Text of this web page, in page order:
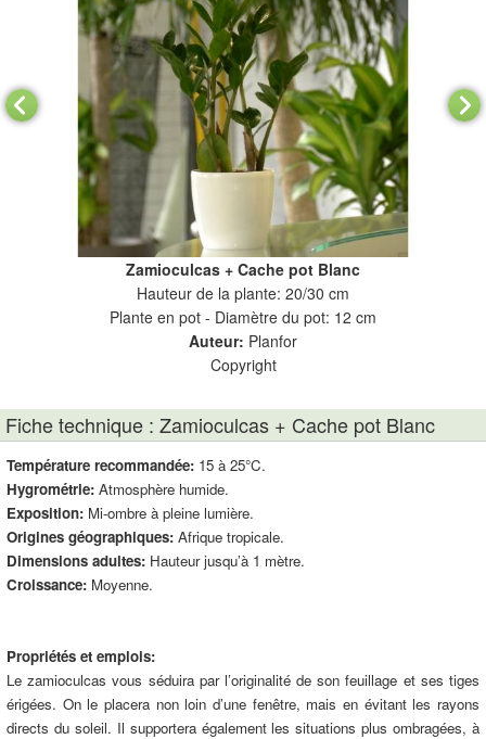
Zamioculcas + Cache pot Blanc
Hauteur de la plante: 20/30 cm
Plante en pot - Diamètre du pot: 12 cm
Auteur: Planfor
Copyright
Fiche technique : Zamioculcas + Cache pot Blanc
Température recommandée: 15 à 25°C.
Hygrométrie: Atmosphère humide.
Exposition: Mi-ombre à pleine lumière.
Origines géographiques: Afrique tropicale.
Dimensions adultes: Hauteur jusqu’à 1 mètre.
Croissance: Moyenne.
Propriétés et emplois:
Le zamioculcas vous séduira par l’originalité de son feuillage et ses tiges
érigées. On le placera non loin d’une fenêtre, mais en évitant les rayons
directs du soleil. Il supportera également les situations plus ombragées, à